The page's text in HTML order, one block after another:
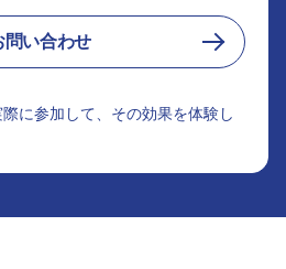
問い合わせ
に参加して、その効果を体験し